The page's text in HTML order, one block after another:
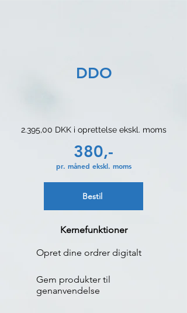
DDO
2.395,00 DKK i oprettelse ekskl. moms
380,-
pr. måned ekskl. moms
Bestil
Kernefunktioner
Opret dine ordrer digitalt
Gem produkter til
genanvendelse